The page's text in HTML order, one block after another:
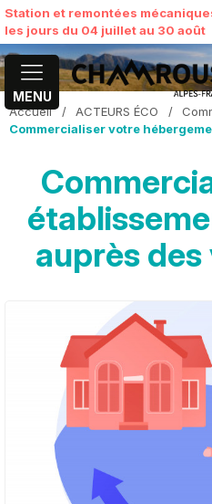
Station et remontées
les jours du 04 juillet au 30 août
MENU
Accueil / ACTEURS ÉCO /
Commercialiser votre
auprès